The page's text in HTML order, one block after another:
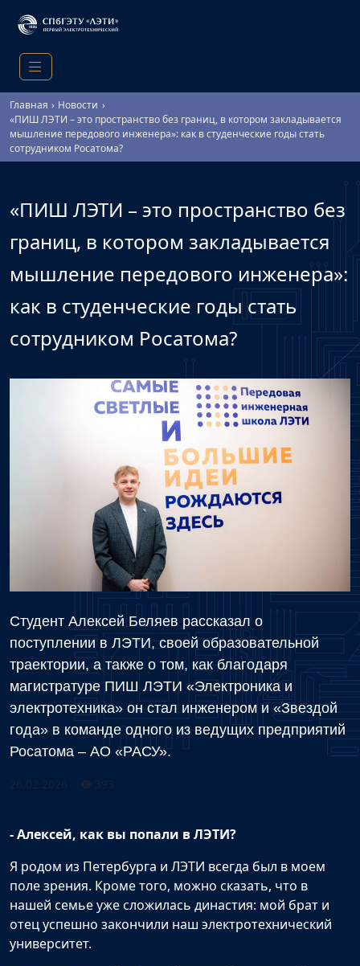
Главная
Новости
«ПИШ ЛЭТИ – это пространство без границ, в котором закладывается
мышление передового инженера»: как в студенческие годы стать
сотрудником Росатома?
«ПИШ ЛЭТИ – это пространство без
границ, в котором закладывается
мышление передового инженера»:
как в студенческие годы стать
сотрудником Росатома?
Студент Алексей Беляев рассказал о
поступлении в ЛЭТИ, своей образовательной
траектории, а также о том, как благодаря
магистратуре ПИШ ЛЭТИ «Электроника и
электротехника» он стал инженером и «Звездой
года» в команде одного из ведущих предприятий
Росатома – АО «РАСУ».
26.02.2026 393
- Алексей, как вы попали в ЛЭТИ?
Я родом из Петербурга и ЛЭТИ всегда был в моем
поле зрения. Кроме того, можно сказать, что в
нашей семье уже сложилась династия: мой брат и
отец успешно закончили наш электротехнический
университет.